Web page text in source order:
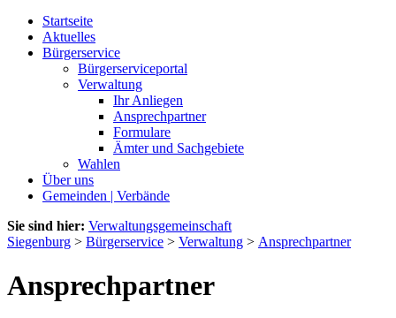
Startseite
Aktuelles
Bürgerservice
Bürgerserviceportal
Verwaltung
Ihr Anliegen
Ansprechpartner
Formulare
Ämter und Sachgebiete
Wahlen
Über uns
Gemeinden | Verbände
Sie sind hier: Verwaltungsgemeinschaft
Siegenburg > Bürgerservice > Verwaltung > Ansprechpartner
Ansprechpartner